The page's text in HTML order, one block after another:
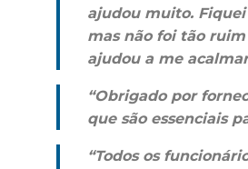
ajudou muito.
mas não foi tão
ajudou a me
“Obrigado por
que são essenciais
“Todos os